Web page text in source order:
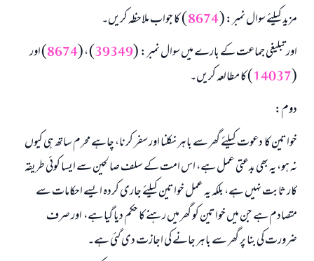
مزید کیلئے سوال نمبر: (8674) کا جواب ملاحظہ کریں۔
اور تبلیغی جماعت کے بارے میں سوال نمبر: (39349) ، (8674) اور
(
14037) کا مطالعہ کریں۔
دوم:
خواتین کا دعوت کیلئے گھر سے باہر نکلنا اور سفر کرنا، چاہے محرم ساتھ ہی کیوں
نہ ہو، یہ بھی بدعتی عمل ہے، اس امت کے سلف صالحین سے ایسا کوئی طریقہ
کار ثابت نہیں ہے، بلکہ یہ عمل خواتین کیلئے جاری کردہ ایسے احکامات سے
متصادم ہے جن میں خواتین کو گھر میں رہنے کا حکم دیا گیا ہے، اور صرف
ضرورت کی بنا پر گھر سے باہر جانے کی اجازت دی گئی ہے۔